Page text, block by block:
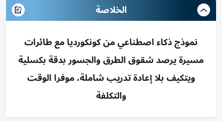
الخلاصة
نموذج ذكاء اصطناعي من كونكورديا مع طائرات
مسيرة يرصد شقوق الطرق والجسور بدقة بكسلية
ويتكيف بلا إعادة تدريب شاملة، موفرا الوقت
والتكلفة